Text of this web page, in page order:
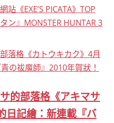
站《EXE’S PICATA》TOP
ン』MONSTER HUNTAR 3
落格《カトウキカク》4月
の祓魔師』2010年賀狀！
的部落格《アキマサ
日記繪：新連載『バ